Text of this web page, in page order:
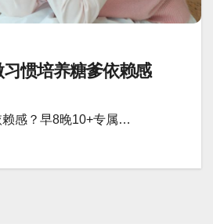
惯培养糖爹依赖感
感？早8晚10+专属…